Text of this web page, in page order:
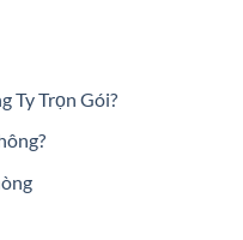
Ty Trọn Gói?